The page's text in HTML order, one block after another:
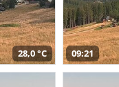
28,0 °C 09:21